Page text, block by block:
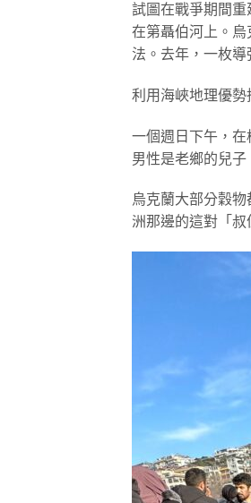
試圖在戰爭期間
在第聶伯河上。
法。去年，一枚
利用海峽地理優勢
一個週日下午，
男性是老鄉的兒
烏克蘭大部分穀
洲那邊的這對「